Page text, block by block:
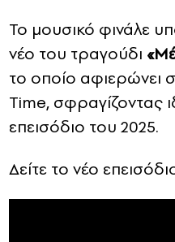
Το μουσικό φινάλε
νέο του τραγούδι
το οποίο αφιερώνει
Time, σφραγίζοντας
επεισόδιο του 2025.
Δείτε το νέο